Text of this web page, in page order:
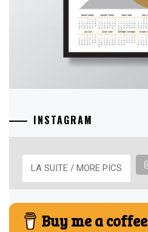
INSTAGRAM
LA SUITE / MORE PICS
Buy me a coffee